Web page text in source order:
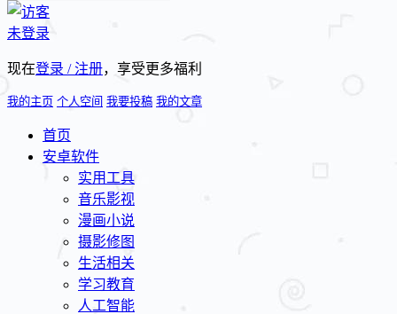
未登录
现在登录 / 注册，享受更多福利
我的主页 个人空间 我要投稿 我的文章
首页
安卓软件
实用工具
音乐影视
漫画小说
摄影修图
生活相关
学习教育
人工智能